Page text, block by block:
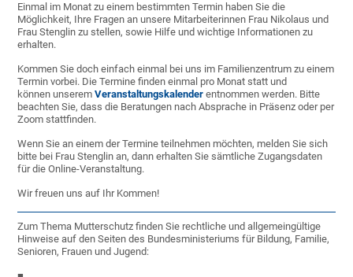
Einmal im Monat zu einem bestimmten Termin haben Sie die
Möglichkeit, Ihre Fragen an unsere Mitarbeiterinnen Frau Nikolaus und
Frau Stenglin zu stellen, sowie Hilfe und wichtige Informationen zu
erhalten.
Kommen Sie doch einfach einmal bei uns im Familienzentrum zu einem
Termin vorbei. Die Termine finden einmal pro Monat statt und
können unseremVeranstaltungskalender entnommen werden. Bitte
beachten Sie, dass die Beratungen nach Absprache in Präsenz oder per
Zoom stattfinden.
Wenn Sie an einem der Termine teilnehmen möchten, melden Sie sich
bitte bei Frau Stenglin an, dann erhalten Sie sämtliche Zugangsdaten
für die Online-Veranstaltung.
Wir freuen uns auf Ihr Kommen!
Zum Thema Mutterschutz finden Sie rechtliche und allgemeingültige
Hinweise auf den Seiten des Bundesministeriums für Bildung, Familie,
Senioren, Frauen und Jugend: